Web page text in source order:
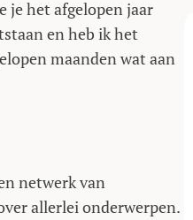
je het afgelopen jaar
en heb ik het
maanden wat aan
netwerk van
allerlei onderwerpen.